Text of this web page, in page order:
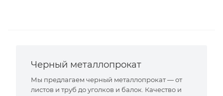
Черный металлопрокат
Мы предлагаем черный металлопрокат — от
листов и труб до уголков и балок. Качество и